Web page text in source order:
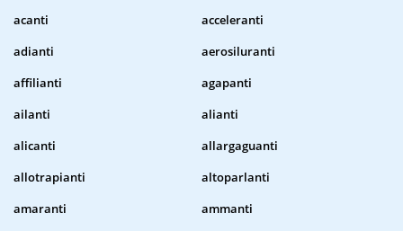
acanti
acceleranti
adianti
aerosiluranti
affilianti
agapanti
ailanti
alianti
alicanti
allargaguanti
allotrapianti
altoparlanti
amaranti
ammanti